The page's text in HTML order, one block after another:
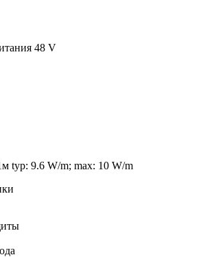
48 V
typ: 9.6 W/m; max: 10 W/m